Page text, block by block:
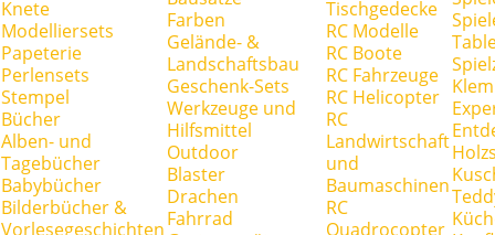
Knete
Modelliersets
Papeterie
Perlensets
Stempel
Bücher
Alben- und
Tagebücher
Babybücher
Bilderbücher &
Vorlesegeschichten
Farben
Gelände- &
Landschaftsbau
Geschenk-Sets
Werkzeuge und
Hilfsmittel
Outdoor
Blaster
Drachen
Fahrrad
Tischgedecke
RC Modelle
RC Boote
RC Fahrzeuge
RC Helicopter
RC
Landwirtschaft
und
Baumaschinen
RC
Quadrocopter